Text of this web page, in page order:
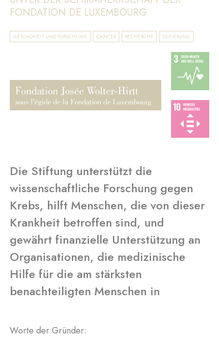
FONDATION DE LUXEMBOURG
GESUNDHEIT UND FORSCHUNG CANCER RECHERCHE DOTIERUNG
Die Stiftung unterstützt die
wissenschaftliche Forschung gegen
Krebs, hilft Menschen, die von dieser
Krankheit betroffen sind, und
gewährt finanzielle Unterstützung an
Organisationen, die medizinische
Hilfe für die am stärksten
benachteiligten Menschen in
Worte der Gründer: